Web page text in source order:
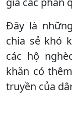
Đây là
chia sẻ khó
các hộ
khăn có
truyền của